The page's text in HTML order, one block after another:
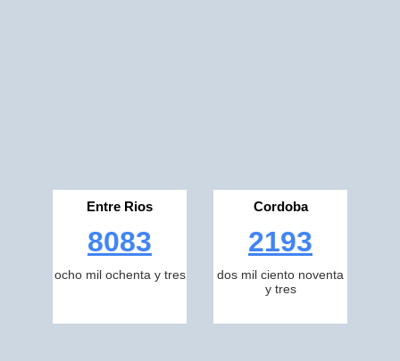
Entre Rios
8083
ocho mil ochenta y tres
Cordoba
2193
dos mil ciento noventa
y tres